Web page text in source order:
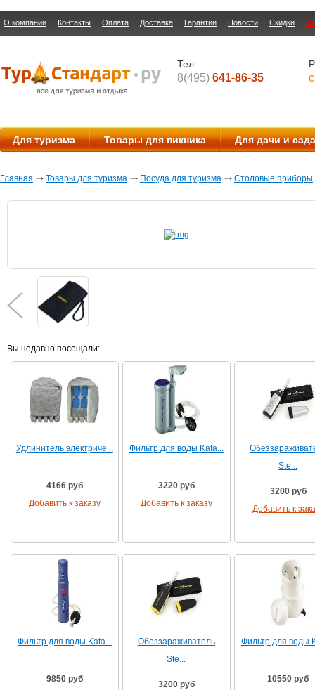
О компании Контакты Оплата Доставка Гарантии Новости Скидки
Тел:
8(495) 641-86-35
Для туризма Товары для пикника Для дачи и сада
Главная Товары для туризма Посуда для туризма Столовые приборы,
Вы недавно посещали:
Удлинитель электриче...
4166 руб
Добавить к заказу
Фильтр для воды Kata...
3220 руб
Добавить к заказу
Ste...
3200 руб
Добавить к
Фильтр для воды Kata...
9850 руб
Обеззараживатель
Ste...
3200 руб
Фильтр для воды
10550 руб